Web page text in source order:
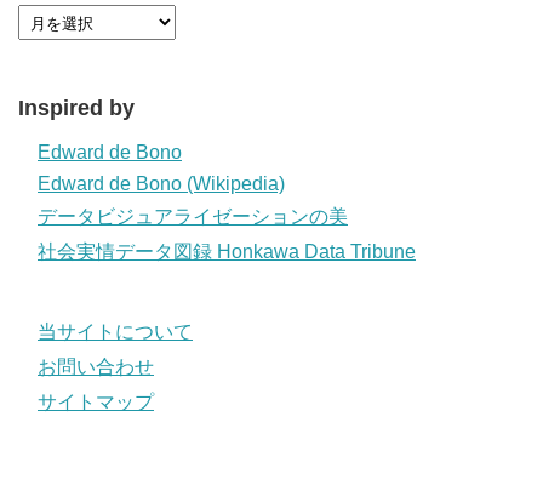
Inspired by
Edward de Bono
Edward de Bono (Wikipedia)
データビジュアライゼーションの美
社会実情データ図録 Honkawa Data Tribune
当サイトについて
お問い合わせ
サイトマップ